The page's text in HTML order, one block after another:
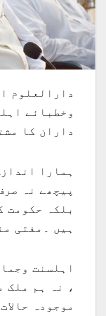
دارالعلوم
وخطبائے
داران کا
ہمارا
پیچھے نہ
بلکہ حکومت
ہیں ۔مفتی
اہلسنت
، نہ ہم ملک
موجودہ